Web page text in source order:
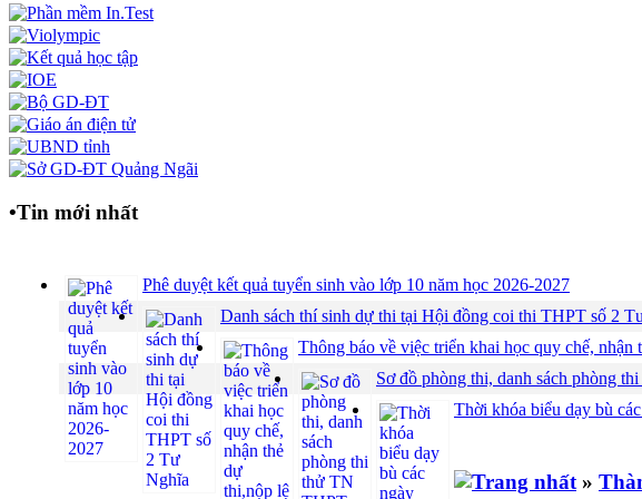
•Tin mới nhất
Phê duyệt kết quả tuyển sinh vào lớp 10 năm học 2026-2027
Danh sách thí sinh dự thi tại Hội đồng coi thi THPT số 2
Thông báo về việc triển khai học quy chế,
Sơ đồ phòng thi, danh sách phòng
Thời khóa biểu dạy bù
»